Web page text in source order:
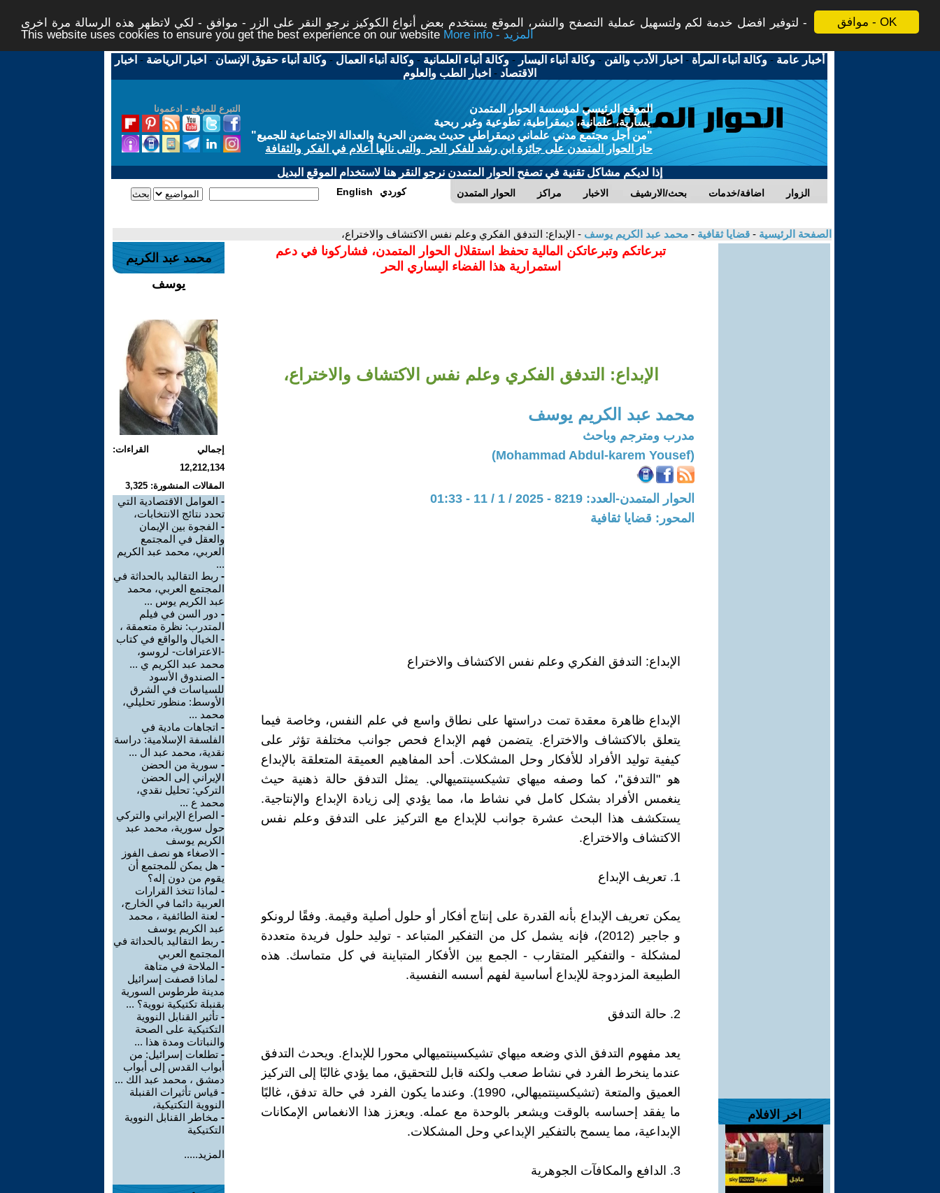
موافق - OK
لتوفير افضل خدمة لكم ولتسهيل عملية التصفح والنشر، الموقع يستخدم بعض أنواع الكوكيز نرجو النقر على الزر - موافق - لكي لاتظهر هذه الرسالة مرة اخرى -
This website uses cookies to ensure you get the best experience on our website
More info - المزيد
أخبار عامة -وكالة أنباء المرأة - اخبار الأدب والفن -وكالة أنباء اليسار -وكالة أنباء العلمانية -وكالة أنباء العمال -وكالة أنباء حقوق الإنسان - اخبار الرياضة - اخبار
الاقتصاد - اخبار الطب والعلوم
التبرع للموقع - ادعمونا
الموقع الرئيسي لمؤسسة الحوار المتمدن
يسارية، علمانية، ديمقراطية، تطوعية وغير ربحية
"من أجل مجتمع مدني علماني ديمقراطي حديث يضمن الحرية والعدالة الاجتماعية للجميع"
حاز الحوار المتمدن على جائزة ابن رشد للفكر الحر والتى نالها أعلام في الفكر والثقافة
إذا لديكم مشاكل تقنية في تصفح الحوار المتمدن نرجو النقر هنا لاستخدام الموقع البديل
الحوار المتمدن مراكز الاخبار بحث/الارشيف اضافة/خدمات الزوار English كوردي
الصفحة الرئيسية - قضايا ثقافية - محمد عبد الكريم يوسف - الإبداع: التدفق الفكري وعلم نفس الاكتشاف والاختراع،
اخر الافلام
تبرعاتكم وتبرعاتكن المالية تحفظ استقلال الحوار المتمدن، فشاركونا في دعم
استمرارية هذا الفضاء اليساري الحر
الإبداع: التدفق الفكري وعلم نفس الاكتشاف والاختراع،
محمد عبد الكريم يوسف
مدرب ومترجم وباحث
(Mohammad Abdul-karem Yousef)
الحوار المتمدن-العدد: 8219 - 2025 / 1 / 11 - 01:33
المحور: قضايا ثقافية
الإبداع: التدفق الفكري وعلم نفس الاكتشاف والاختراع
الإبداع ظاهرة معقدة تمت دراستها على نطاق واسع في علم النفس، وخاصة فيما
يتعلق بالاكتشاف والاختراع. يتضمن فهم الإبداع فحص جوانب مختلفة تؤثر على
كيفية توليد الأفراد للأفكار وحل المشكلات. أحد المفاهيم العميقة المتعلقة بالإبداع
هو "التدفق"، كما وصفه ميهاي تشيكسينتميهالي. يمثل التدفق حالة ذهنية حيث
ينغمس الأفراد بشكل كامل في نشاط ما، مما يؤدي إلى زيادة الإبداع والإنتاجية.
يستكشف هذا البحث عشرة جوانب للإبداع مع التركيز على التدفق وعلم نفس
الاكتشاف والاختراع.
1. تعريف الإبداع
يمكن تعريف الإبداع بأنه القدرة على إنتاج أفكار أو حلول أصلية وقيمة. وفقًا لرونكو
و جاجير (2012)، فإنه يشمل كل من التفكير المتباعد - توليد حلول فريدة متعددة
لمشكلة - والتفكير المتقارب - الجمع بين الأفكار المتباينة في كل متماسك. هذه
الطبيعة المزدوجة للإبداع أساسية لفهم أسسه النفسية.
2. حالة التدفق
يعد مفهوم التدفق الذي وضعه ميهاي تشيكسينتميهالي محورا للإبداع. ويحدث التدفق
عندما ينخرط الفرد في نشاط صعب ولكنه قابل للتحقيق، مما يؤدي غالبًا إلى التركيز
العميق والمتعة (تشيكسينتميهالي، 1990). وعندما يكون الفرد في حالة تدفق، غالبًا
ما يفقد إحساسه بالوقت ويشعر بالوحدة مع عمله. ويعزز هذا الانغماس الإمكانات
الإبداعية، مما يسمح بالتفكير الإبداعي وحل المشكلات.
3. الدافع والمكافآت الجوهرية
محمد عبد الكريم
يوسف
إجمالي القراءات:
12,212,134
المقالات المنشورة: 3,325
- العوامل الاقتصادية التي
تحدد نتائج الانتخابات،
- الفجوة بين الإيمان
والعقل في المجتمع
العربي، محمد عبد الكريم
...
- ربط التقاليد بالحداثة في
المجتمع العربي، محمد
عبد الكريم يوس ...
- دور السن في فيلم
المتدرب: نظرة متعمقة ،
- الخيال والواقع في كتاب
-الاعترافات- لروسو،
محمد عبد الكريم ي ...
- الصندوق الأسود
للسياسات في الشرق
الأوسط: منظور تحليلي،
محمد ...
- اتجاهات مادية في
الفلسفة الإسلامية: دراسة
نقدية، محمد عبد ال ...
- سورية من الحضن
الإيراني إلى الحضن
التركي: تحليل نقدي،
محمد ع ...
- الصراع الإيراني والتركي
حول سورية، محمد عبد
الكريم يوسف
- الاصغاء هو نصف الفوز
- هل يمكن للمجتمع أن
يقوم من دون إله؟
- لماذا تتخذ القرارات
العربية دائما في الخارج،
- لعنة الطائفية ، محمد
عبد الكريم يوسف
- ربط التقاليد بالحداثة في
المجتمع العربي
- الملاحة في متاهة
- لماذا قصفت إسرائيل
مدينة طرطوس السورية
بقنبلة تكتيكية نووية؟ ...
- تأثير القنابل النووية
التكتيكية على الصحة
والنباتات ومدة هذا ...
- تطلعات إسرائيل: من
أبواب القدس إلى أبواب
دمشق ، محمد عبد الك ...
- قياس تأثيرات القنبلة
النووية التكتيكية،
- مخاطر القنابل النووية
التكتيكية
المزيد.....